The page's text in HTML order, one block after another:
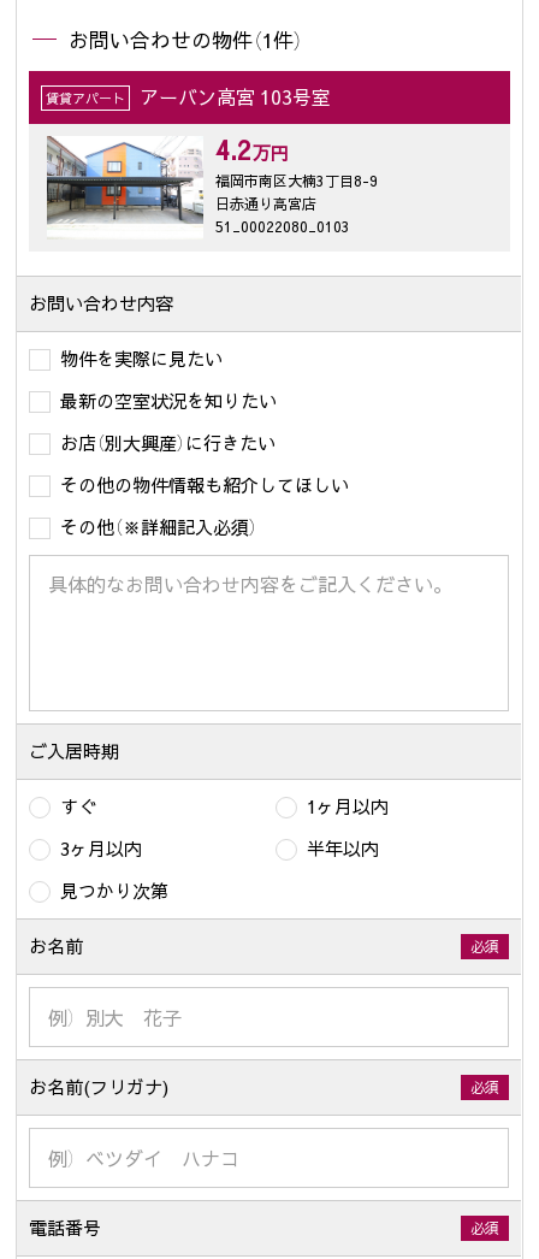
お問い合わせの物件（1件）
賃貸アパート アーバン高宮 103号室
4.2万円
福岡市南区大楠3丁目8-9
日赤通り高宮店
51_00022080_0103
お問い合わせ内容
物件を実際に見たい
最新の空室状況を知りたい
お店（別大興産）に行きたい
その他の物件情報も紹介してほしい
その他（※詳細記入必須）
ご入居時期
すぐ
1ヶ月以内
3ヶ月以内
半年以内
見つかり次第
お名前 必須
お名前(フリガナ) 必須
電話番号 必須